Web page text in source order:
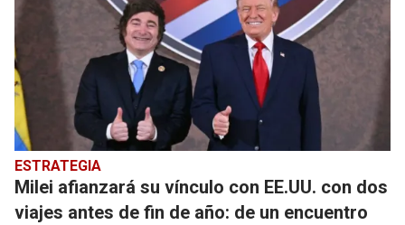
ESTRATEGIA
Milei afianzará su vínculo con EE.UU. con dos
viajes antes de fin de año: de un encuentro